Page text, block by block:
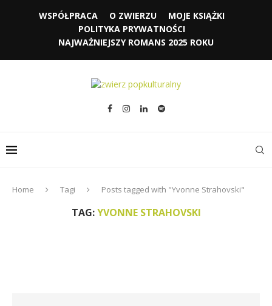
WSPÓŁPRACA O ZWIERZU
MOJE KSIĄŻKI
POLITYKA PRYWATNOŚCI
NAJWAŻNIEJSZY ROMANS 2025 ROKU
Home Tagi Posts tagged with "Yvonne Strahovski"
TAG:YVONNE STRAHOVSKI